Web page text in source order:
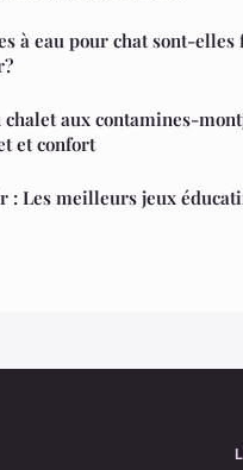
à eau pour chat sont-elles
aux contamines-
et confort
: Les meilleurs jeux